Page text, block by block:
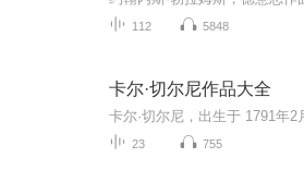
112 5848
卡尔·切尔尼作品大全
23 755